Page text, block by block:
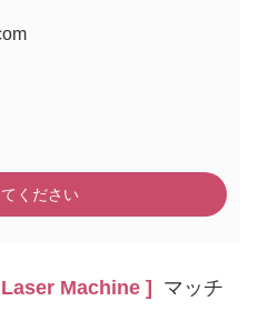
ください
Machine ]
マッチ